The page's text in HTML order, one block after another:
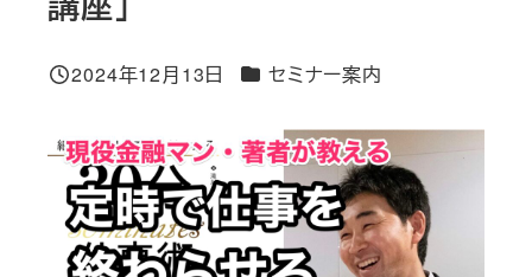
投稿日
2024年12月13日 カテゴリー
セミナー案内